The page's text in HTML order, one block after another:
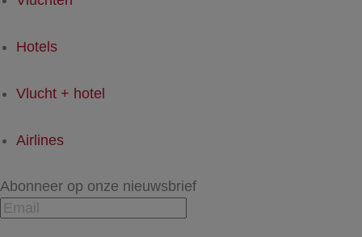
Hotels
Vlucht + hotel
Airlines
Abonneer op onze nieuwsbrief